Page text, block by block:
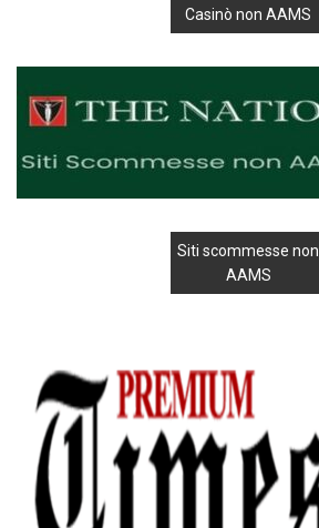
Casinò non AAMS
Siti scommesse non
AAMS